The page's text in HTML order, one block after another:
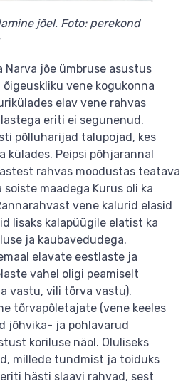
jõel. Foto: perekond
Narva jõe ümbruse asustus
vene kogukonna
elav vene rahvas
eriti ei segunenud.
põlluharijad talupojad, kes
külades. Peipsi põhjarannal
rahvas moodustas teatava
maadega Kurus oli ka
vene kalurid elasid
lisaks kalapüügile elatist ka
ja kaubavedudega.
elavate eestlaste ja
vahel oligi peamiselt
vastu, vili tõrva vastu).
tõrvapõletajate (vene keeles
jõhvika- ja pohlavarud
koriluse näol. Oluliseks
millede tundmist ja toiduks
hästi slaavi rahvad, sest